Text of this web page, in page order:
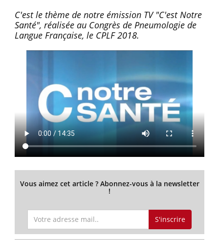
C'est le thème de notre émission TV "C'est Notre
Santé", réalisée au Congrès de Pneumologie de
Langue Française, le CPLF 2018.
Vous aimez cet article ? Abonnez-vous à la newsletter
!
S'inscrire